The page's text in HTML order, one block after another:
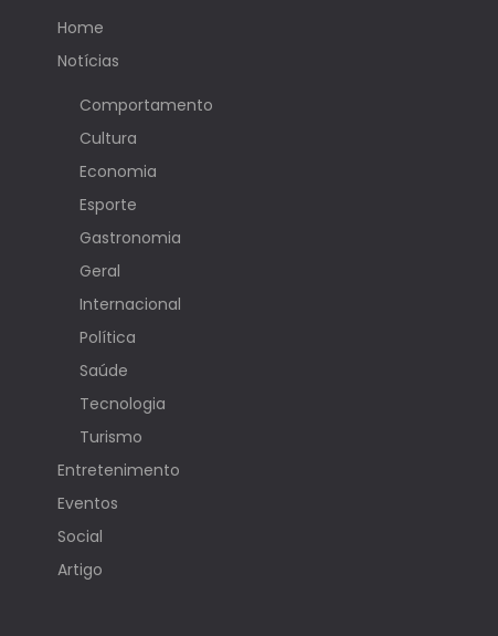
Home
Notícias
Comportamento
Cultura
Economia
Esporte
Gastronomia
Geral
Internacional
Política
Saúde
Tecnologia
Turismo
Entretenimento
Eventos
Social
Artigo